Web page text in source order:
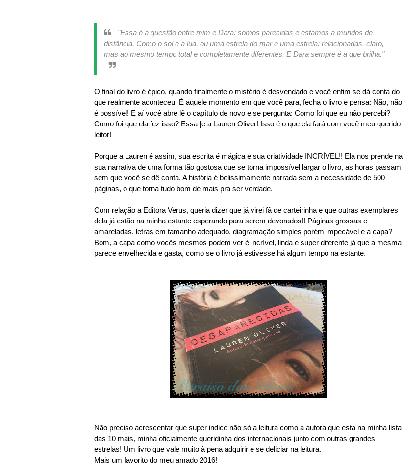
"Essa é a questão entre mim e Dara: somos parecidas e estamos a mundos de
distância. Como o sol e a lua, ou uma estrela do mar e uma estrela: relacionadas, claro,
mas ao mesmo tempo total e completamente diferentes. E Dara sempre é a que brilha."
O final do livro é épico, quando finalmente o mistério é desvendado e você enfim se dá conta do
que realmente aconteceu! É aquele momento em que você para, fecha o livro e pensa: Não, não
é possível! E aí você abre lê o capítulo de novo e se pergunta: Como foi que eu não percebi?
Como foi que ela fez isso? Essa [e a Lauren Oliver! Isso é o que ela fará com você meu querido
leitor!
Porque a Lauren é assim, sua escrita é mágica e sua criatividade INCRÍVEL!! Ela nos prende na
sua narrativa de uma forma tão gostosa que se torna impossível largar o livro, as horas passam
sem que você se dê conta. A história é belissimamente narrada sem a necessidade de 500
páginas, o que torna tudo bom de mais pra ser verdade.
Com relação a Editora Verus, queria dizer que já virei fã de carteirinha e que outras exemplares
dela já estão na minha estante esperando para serem devorados!! Páginas grossas e
amareladas, letras em tamanho adequado, diagramação simples porém impecável e a capa?
Bom, a capa como vocês mesmos podem ver é incrível, linda e super diferente já que a mesma
parece envelhecida e gasta, como se o livro já estivesse há algum tempo na estante.
Não preciso acrescentar que super indico não só a leitura como a autora que esta na minha lista
das 10 mais, minha oficialmente queridinha dos internacionais junto com outras grandes
estrelas! Um livro que vale muito à pena adquirir e se deliciar na leitura.
Mais um favorito do meu amado 2016!